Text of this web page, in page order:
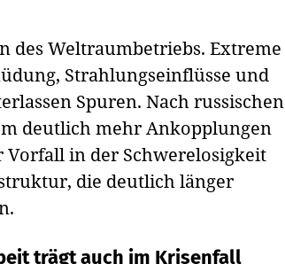
des Weltraumbetriebs. Extreme
Strahlungseinflüsse und
Spuren. Nach russischen
deutlich mehr Ankopplungen
Vorfall in der Schwerelosigkeit
die deutlich länger
trägt auch im Krisenfall